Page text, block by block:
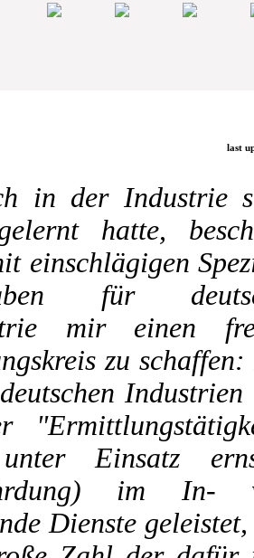
last
in der Industrie
hatte,
einschlägigen
für
mir einen
zu
Einsatz
im In-
Dienste